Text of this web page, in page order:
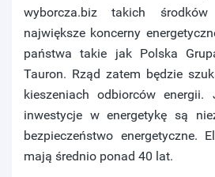
wyborcza.biz takich
największe koncerny
państwa takie jak Polska
Tauron. Rząd zatem będzie
kieszeniach odbiorców
inwestycje w energetykę są
bezpieczeństwo energetyczne.
mają średnio ponad 40 lat.